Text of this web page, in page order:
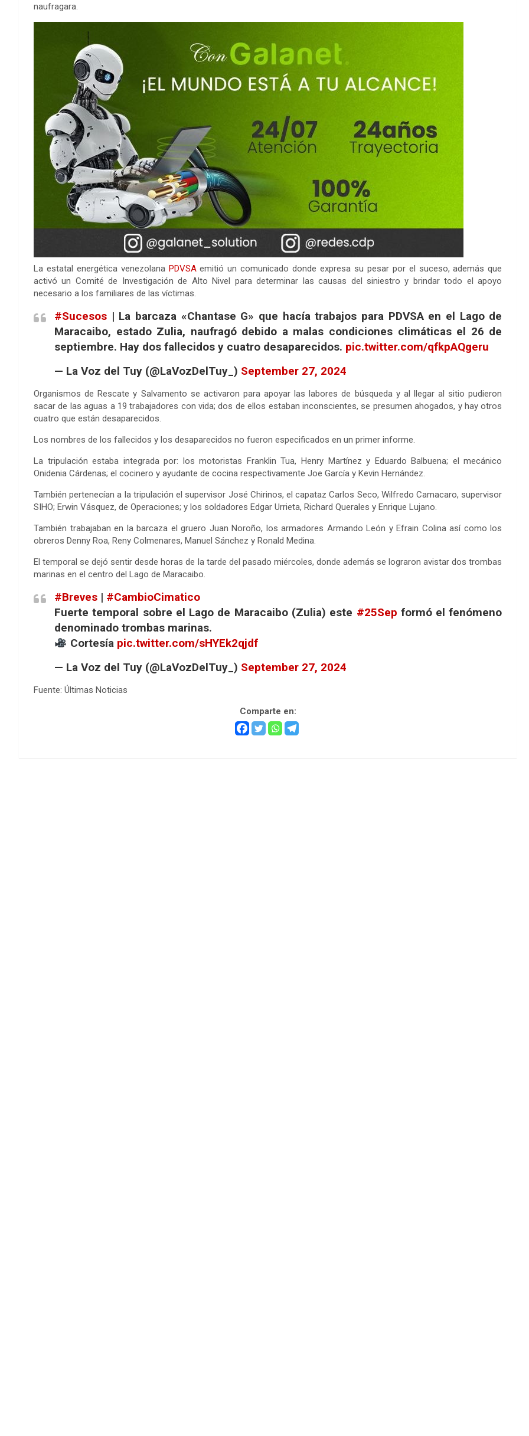
naufragara.
La estatal energética venezolana PDVSAemitió un comunicado donde expresa su pesar por el suceso, además que
activó un Comité de Investigación de Alto Nivel para determinar las causas del siniestro y brindar todo el apoyo
necesario a los familiares de las víctimas.
#Sucesos | La barcaza «Chantase G» que hacía trabajos para PDVSA en el Lago de
Maracaibo, estado Zulia, naufragó debido a malas condiciones climáticas el 26 de
septiembre. Hay dos fallecidos y cuatro desaparecidos. pic.twitter.com/qfkpAQgeru
— La Voz del Tuy (@LaVozDelTuy_) September 27, 2024
Organismos de Rescate y Salvamento se activaron para apoyar las labores de búsqueda y al llegar al sitio pudieron
sacar de las aguas a 19 trabajadores con vida; dos de ellos estaban inconscientes, se presumen ahogados, y hay otros
cuatro que están desaparecidos.
Los nombres de los fallecidos y los desaparecidos no fueron especificados en un primer informe.
La tripulación estaba integrada por: los motoristas Franklin Tua, Henry Martínez y Eduardo Balbuena; el mecánico
Onidenia Cárdenas; el cocinero y ayudante de cocina respectivamente Joe García y Kevin Hernández.
También pertenecían a la tripulación el supervisor José Chirinos, el capataz Carlos Seco, Wilfredo Camacaro, supervisor
SIHO; Erwin Vásquez, de Operaciones; y los soldadores Edgar Urrieta, Richard Querales y Enrique Lujano.
También trabajaban en la barcaza el gruero Juan Noroño, los armadores Armando León y Efrain Colina así como los
obreros Denny Roa, Reny Colmenares, Manuel Sánchez y Ronald Medina.
El temporal se dejó sentir desde horas de la tarde del pasado miércoles, donde además se lograron avistar dos trombas
marinas en el centro del Lago de Maracaibo.
#Breves | #CambioCimatico
Fuerte temporal sobre el Lago de Maracaibo (Zulia) este #25Sep formó el fenómeno
denominado trombas marinas.
Cortesía pic.twitter.com/sHYEk2qjdf
— La Voz del Tuy (@LaVozDelTuy_) September 27, 2024
Fuente: Últimas Noticias
Comparte en: